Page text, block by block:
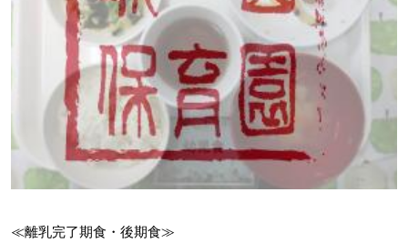
≪離乳完了期食・後期食≫